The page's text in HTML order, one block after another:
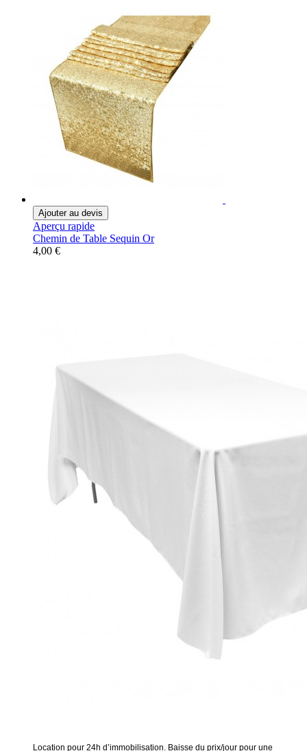
Ajouter au devis
Aperçu rapide
Chemin de Table Sequin Or
4,00 €
Location pour 24h d’immobilisation. Baisse du prix/jour pour une